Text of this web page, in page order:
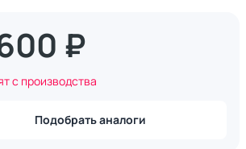
₽
с производства
Подобрать аналоги